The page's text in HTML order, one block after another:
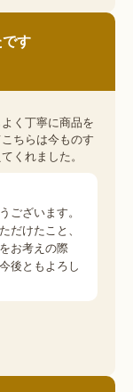
す
く丁寧に商品を
ちらは今ものす
くれました。
ございます。
けたこと、
お考えの際
後ともよろし